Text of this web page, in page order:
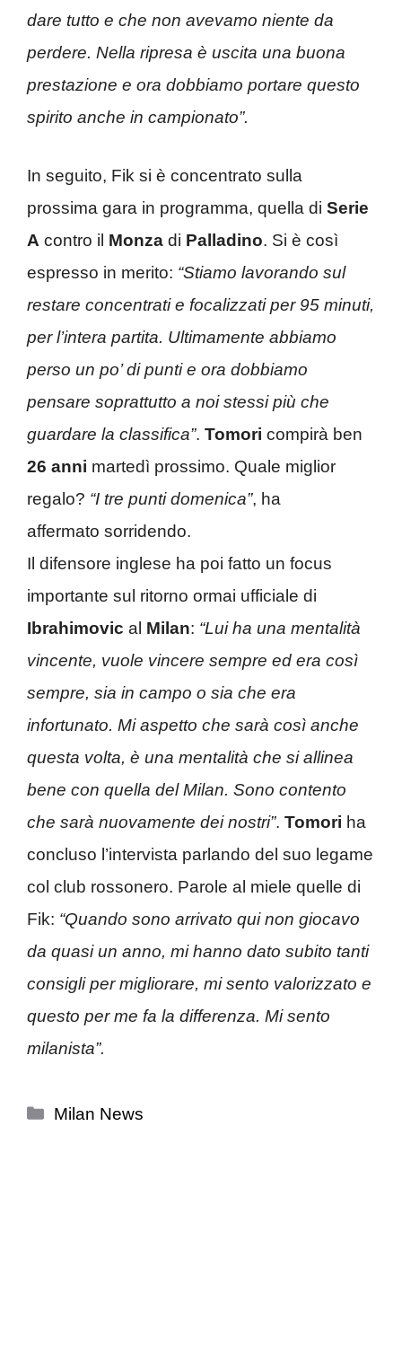
dare tutto e che non avevamo niente da
perdere. Nella ripresa è uscita una buona
prestazione e ora dobbiamo portare questo
spirito anche in campionato”.
In seguito, Fik si è concentrato sulla
prossima gara in programma, quella di Serie
A contro il Monza di Palladino. Si è così
espresso in merito: “Stiamo lavorando sul
restare concentrati e focalizzati per 95 minuti,
per l’intera partita. Ultimamente abbiamo
perso un po’ di punti e ora dobbiamo
pensare soprattutto a noi stessi più che
guardare la classifica”. Tomori compirà ben
26 anni martedì prossimo. Quale miglior
regalo? “I tre punti domenica”, ha
affermato sorridendo.
Il difensore inglese ha poi fatto un focus
importante sul ritorno ormai ufficiale di
Ibrahimovic al Milan: “Lui ha una mentalità
vincente, vuole vincere sempre ed era così
sempre, sia in campo o sia che era
infortunato. Mi aspetto che sarà così anche
questa volta, è una mentalità che si allinea
bene con quella del Milan. Sono contento
che sarà nuovamente dei nostri”. Tomori ha
concluso l’intervista parlando del suo legame
col club rossonero. Parole al miele quelle di
Fik: “Quando sono arrivato qui non giocavo
da quasi un anno, mi hanno dato subito tanti
consigli per migliorare, mi sento valorizzato e
questo per me fa la differenza. Mi sento
milanista”.
Categorie
Milan News